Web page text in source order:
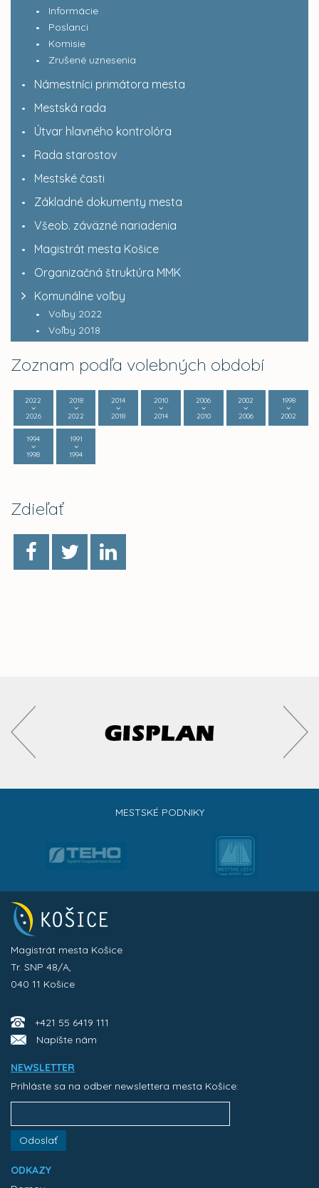
Informácie
Poslanci
Komisie
Zrušené uznesenia
Námestníci primátora mesta
Mestská rada
Útvar hlavného kontrolóra
Rada starostov
Mestské časti
Základné dokumenty mesta
Všeob. záväzné nariadenia
Magistrát mesta Košice
Organizačná štruktúra MMK
Komunálne voľby
Voľby 2022
Voľby 2018
Zoznam podľa volebných období
2022
2026
2018
2022
2014
2018
2010
2014
2006
2010
2002
2006
1998
2002
1994
1998
1991
1994
Zdieľať
MESTSKÉ PODNIKY
Magistrát mesta Košice
Tr. SNP 48/A,
040 11 Košice
+421 55 6419 111
Napíšte nám
NEWSLETTER
Prihláste sa na odber newslettera mesta Košice:
Odoslať
ODKAZY